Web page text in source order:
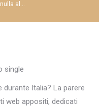
al…
single
Italia? La parere
web appositi, dedicati